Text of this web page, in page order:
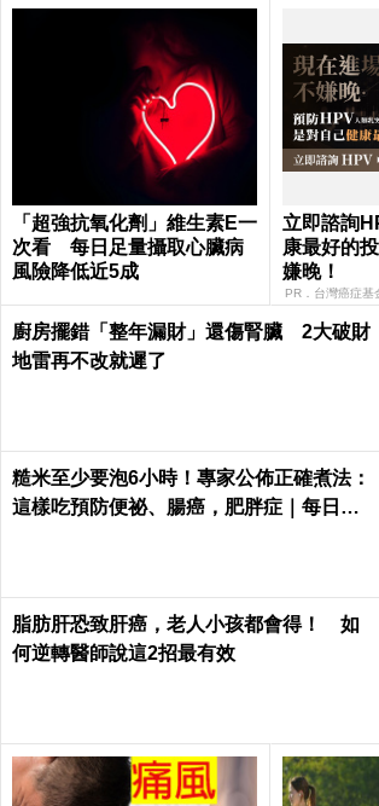
「超強抗氧化劑」維生素E一
次看 每日足量攝取心臟病
風險降低近5成
立即諮詢
康最好的
嫌晚！
PR．台灣癌症基
廚房擺錯「整年漏財」還傷腎臟 2大破財
地雷再不改就遲了
糙米至少要泡6小時！專家公佈正確煮法：
這樣吃預防便祕、腸癌，肥胖症｜每日健
脂肪肝恐致肝癌，老人小孩都會得！ 如
何逆轉醫師說這2招最有效